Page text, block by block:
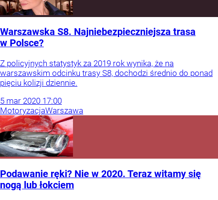
Warszawska S8. Najniebezpieczniejsza trasa
w Polsce?
Z policyjnych statystyk za 2019 rok wynika, że na
warszawskim odcinku trasy S8, dochodzi średnio do ponad
pięciu kolizji dziennie.
5 mar 2020 17:00
MotoryzacjaWarszawa
Podawanie ręki? Nie w 2020. Teraz witamy się
nogą lub łokciem